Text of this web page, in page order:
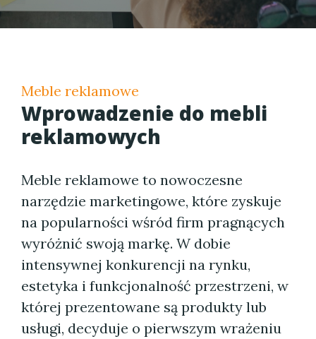
Meble reklamowe
Wprowadzenie do mebli
reklamowych
Meble reklamowe to nowoczesne
narzędzie marketingowe, które zyskuje
na popularności wśród firm pragnących
wyróżnić swoją markę. W dobie
intensywnej konkurencji na rynku,
estetyka i funkcjonalność przestrzeni, w
której prezentowane są produkty lub
usługi, decyduje o pierwszym wrażeniu